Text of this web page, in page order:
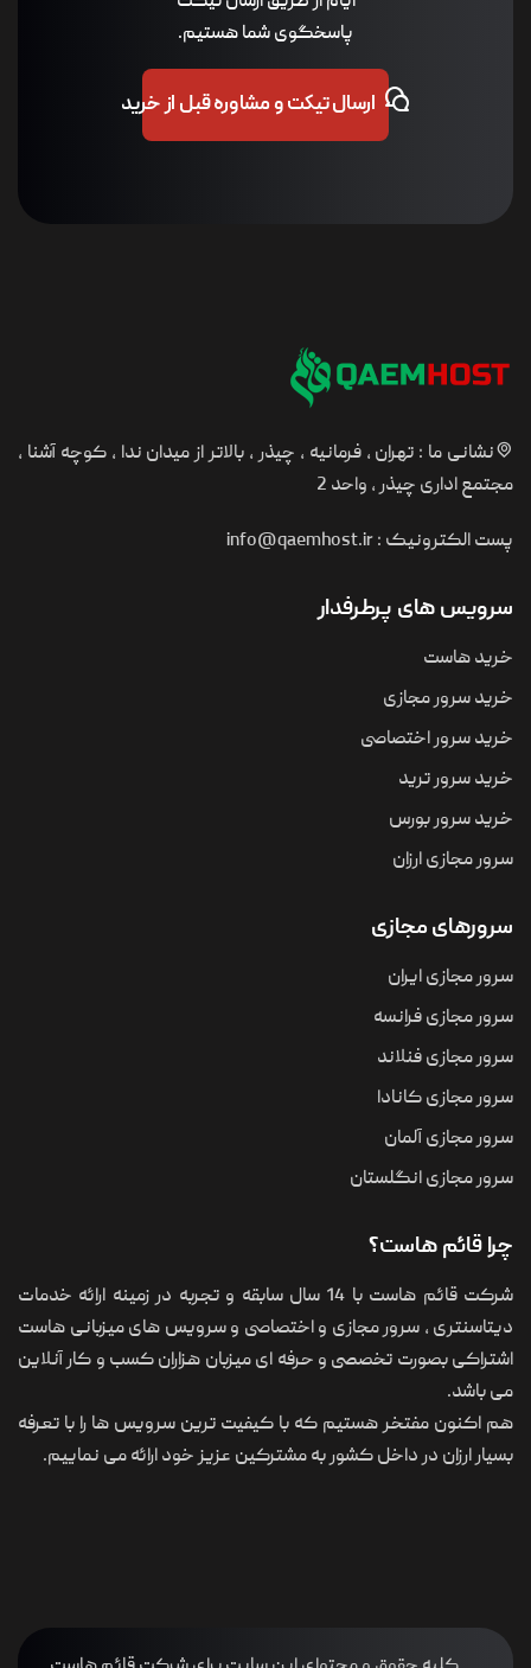
پاسخگوی شما هستیم.
ارسال تیکت و مشاوره قبل از خرید
نشانی ما : تهران ، فرمانیه ، چیذر ، بالاتر از میدان ندا ، کوچه آشنا ،
مجتمع اداری چیذر ، واحد 2
پست الکترونیک :info@qaemhost.ir
سرویس های پرطرفدار
خرید هاست
خرید سرور مجازی
خرید سرور اختصاصی
خرید سرور ترید
خرید سرور بورس
سرور مجازی ارزان
سرورهای مجازی
سرور مجازی ایران
سرور مجازی فرانسه
سرور مجازی فنلاند
سرور مجازی کانادا
سرور مجازی آلمان
سرور مجازی انگلستان
چرا قائم هاست؟
شرکت قائم هاست با 14 سال سابقه و تجربه در زمینه ارائه خدمات
دیتاسنتری ، سرور مجازی و اختصاصی و سرویس های میزبانی هاست
اشتراکی بصورت تخصصی و حرفه ای میزبان هزاران کسب و کار آنلاین
می باشد.
هم اکنون مفتخر هستیم که با کیفیت ترین سرویس ها را با تعرفه
بسیار ارزان در داخل کشور به مشترکین عزیز خود ارائه می نماییم.